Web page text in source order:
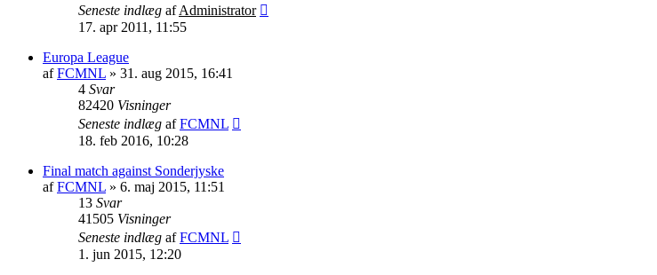
Seneste indlæg afAdministrator
17. apr 2011, 11:55
Europa League
afFCMNL » 31. aug 2015, 16:41
4 Svar
82420 Visninger
Seneste indlæg afFCMNL
18. feb 2016, 10:28
Final match against Sonderjyske
afFCMNL » 6. maj 2015, 11:51
13 Svar
41505 Visninger
Seneste indlæg afFCMNL
1. jun 2015, 12:20